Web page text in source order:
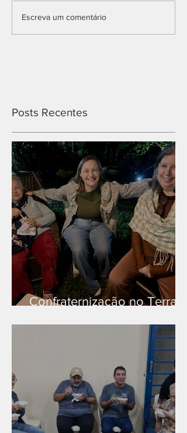
Escreva um comentário
Posts Recentes
Confraternização no Terra